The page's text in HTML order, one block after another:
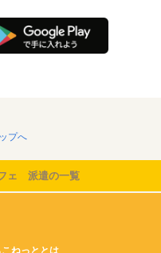
プへ
ェ 派遣の一覧